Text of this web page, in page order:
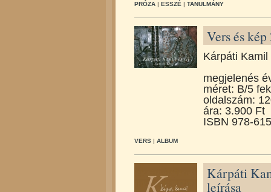
PRÓZA | ESSZÉ | TANULMÁNY
Vers és kép
Kárpáti Kamil
megjelenés
méret: B/5
oldalszám:
ára: 3.900 Ft
ISBN 978-
VERS | ALBUM
Kárpáti
leírása